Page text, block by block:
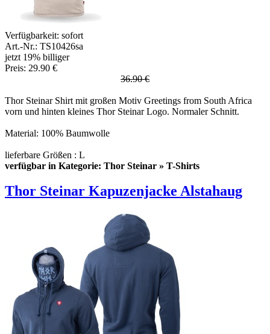
Verfügbarkeit: sofort
Art.-Nr.: TS10426sa
jetzt 19% billiger
Preis: 29.90 €
36.90 €
Thor Steinar Shirt mit großen Motiv Greetings from South Africa
vorn und hinten kleines Thor Steinar Logo. Normaler Schnitt.
Material: 100% Baumwolle
lieferbare Größen : L
verfügbar in Kategorie: Thor Steinar » T-Shirts
Thor Steinar Kapuzenjacke Alstahaug